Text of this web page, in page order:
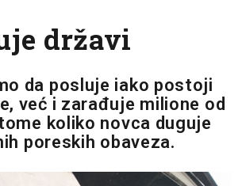
državi
da posluje iako postoji
već i zarađuje milione od
koliko novca duguje
poreskih obaveza.